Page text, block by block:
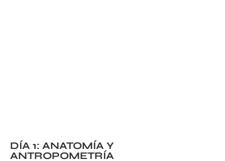
DÍA 1: ANATOMÍA Y
ANTROPOMETRÍA